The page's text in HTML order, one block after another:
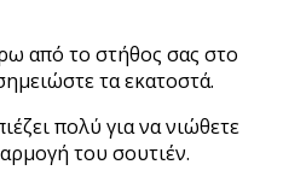
από το στήθος σας στο
τα εκατοστά.
πολύ για να νιώθετε
του σουτιέν.